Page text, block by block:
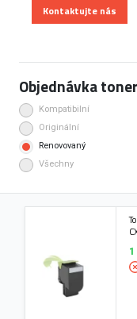
Kontaktujte nás
Objednávka
Kompatibilní
Originální
Renovovaný
Všechny
1